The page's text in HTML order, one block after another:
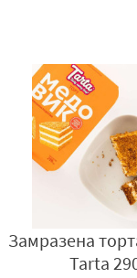
Колагенов
чийзкейк